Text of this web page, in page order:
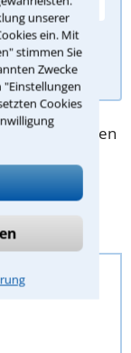
unserer
ein. Mit
stimmen Sie
Zwecke
"Einstellungen
Cookies
dem richtigen
und